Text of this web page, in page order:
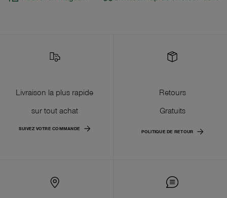
Livraison la plus rapide
sur tout achat
SUIVEZ VOTRE COMMANDE
Retours
Gratuits
POLITIQUE DE RETOUR